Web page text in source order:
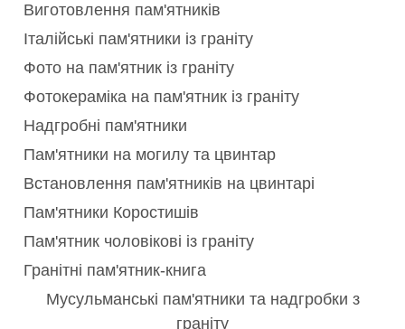
Виготовлення пам'ятників
Італійські пам'ятники із граніту
Фото на пам'ятник із граніту
Фотокераміка на пам'ятник із граніту
Надгробні пам'ятники
Пам'ятники на могилу та цвинтар
Встановлення пам'ятників на цвинтарі
Пам'ятники Коростишів
Пам'ятник чоловікові із граніту
Гранітні пам'ятник-книга
Мусульманські пам'ятники та надгробки з
граніту